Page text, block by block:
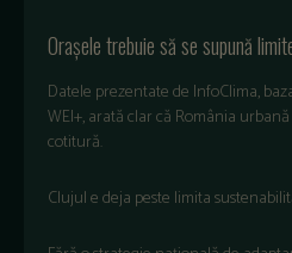
Orașeletrebuiesăsesupună
Datele prezentatede InfoClima,
WEI+,aratăclarcă România urbană
cotitură.
Clujuledeja peste limita